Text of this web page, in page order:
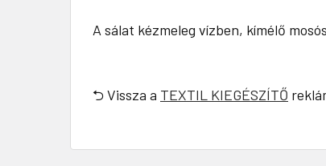
A sálat kézmeleg vízben, kímélő
⮌ Vissza a TEXTIL KIEGÉSZÍTŐ